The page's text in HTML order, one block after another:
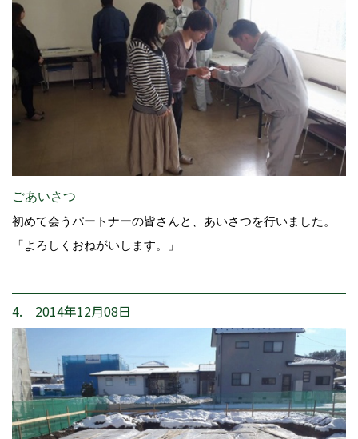
ごあいさつ
初めて会うパートナーの皆さんと、あいさつを行いました。
「よろしくおねがいします。」
4. 2014年12月08日